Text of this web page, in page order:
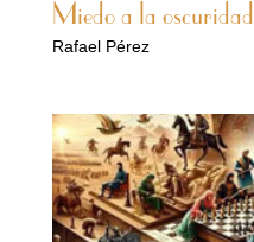
Miedo a la oscuridad
Rafael Pérez